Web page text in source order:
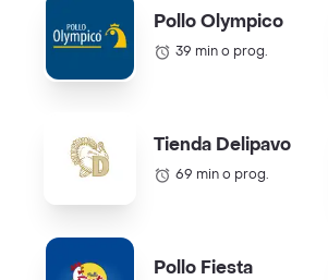
Pollo Olympico
39 min o prog.
Tienda Delipavo
69 min o prog.
Pollo Fiesta